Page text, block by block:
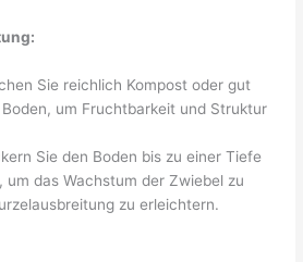
Sie reichlich Kompost oder gut
um Fruchtbarkeit und Struktur
Sie den Boden bis zu einer Tiefe
das Wachstum der Zwiebel zu
zu erleichtern.